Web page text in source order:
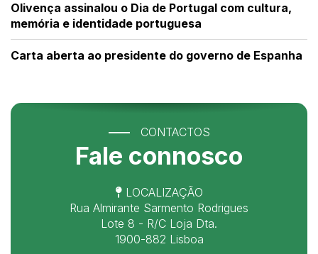
Olivença assinalou o Dia de Portugal com cultura,
memória e identidade portuguesa
Carta aberta ao presidente do governo de Espanha
CONTACTOS
Fale connosco
LOCALIZAÇÃO
Rua Almirante Sarmento Rodrigues
Lote 8 - R/C Loja Dta.
1900-882 Lisboa